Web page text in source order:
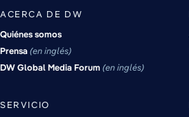
ACERCA DE DW
Quiénes somos
Prensa en inglés
DW Global Media Forum en inglés
SERVICIO